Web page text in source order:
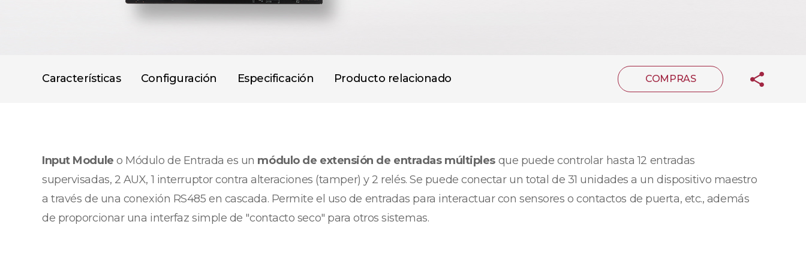
Características Configuración Especificación Producto relacionado COMPRAS
Input Module o Módulo de Entrada es un módulo de extensión de entradas múltiples que puede controlar hasta 12 entradas
supervisadas, 2 AUX, 1 interruptor contra alteraciones (tamper) y 2 relés. Se puede conectar un total de 31 unidades a un dispositivo maestro
a través de una conexión RS485 en cascada. Permite el uso de entradas para interactuar con sensores o contactos de puerta, etc., además
de proporcionar una interfaz simple de "contacto seco" para otros sistemas.